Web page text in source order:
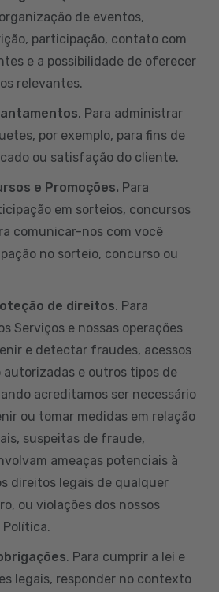
de eventos,
participação, contato com
e a possibilidade de oferecer
relevantes.
. Para administrar
por exemplo, para fins de
ou satisfação do cliente.
e Promoções. Para
em sorteios, concursos
comunicar-nos com você
no sorteio, concurso ou
de direitos. Para
Serviços e nossas operações
e detectar fraudes, acessos
autorizadas e outros tipos de
acreditamos ser necessário
ou tomar medidas em relação
suspeitas de fraude,
ameaças potenciais à
direitos legais de qualquer
ou violações dos nossos
. Para cumprir a lei e
legais, responder no contexto